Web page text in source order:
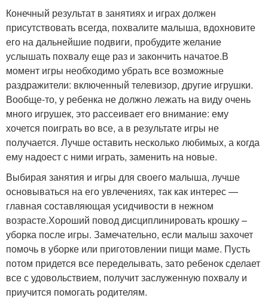
Конечный результат в занятиях и играх должен
присутствовать всегда, похвалите малыша, вдохновите
его на дальнейшие подвиги, пробудите желание
услышать похвалу еще раз и закончить начатое.В
момент игры необходимо убрать все возможные
раздражители: включенный телевизор, другие игрушки.
Вообще-то, у ребенка не должно лежать на виду очень
много игрушек, это рассеивает его внимание: ему
хочется поиграть во все, а в результате игры не
получается. Лучше оставить несколько любимых, а когда
ему надоест с ними играть, заменить на новые.
Выбирая занятия и игры для своего малыша, лучше
основываться на его увлечениях, так как интерес —
главная составляющая усидчивости в нежном
возрасте.Хороший повод дисциплинировать крошку –
уборка после игры. Замечательно, если малыш захочет
помочь в уборке или приготовлении пищи маме. Пусть
потом придется все переделывать, зато ребенок сделает
все с удовольствием, получит заслуженную похвалу и
приучится помогать родителям.